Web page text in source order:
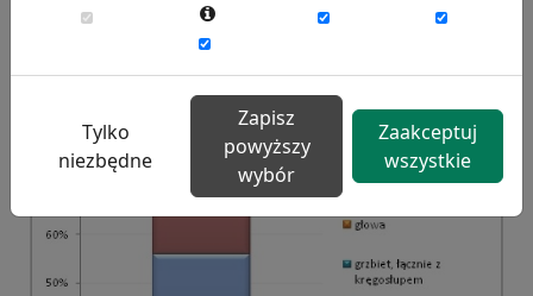
Tylko
niezbędne
Zapisz
powyższy
wybór
Zaakceptuj
wszystkie